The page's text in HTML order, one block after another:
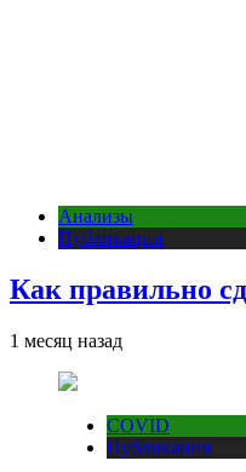
Анализы
Публикации
Как правильно
1 месяц назад
COVID
Публикации